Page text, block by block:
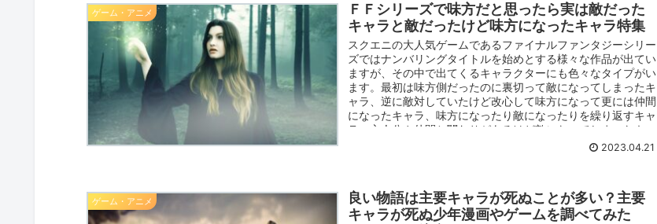
ゲーム・アニメ
ＦＦシリーズで味方だと思ったら実は敵だった
キャラと敵だったけど味方になったキャラ特集
スクエニの大人気ゲームであるファイナルファンタジーシリー
ズではナンバリングタイトルを始めとする様々な作品が出てい
ますが、その中で出てくるキャラクターにも色々なタイプがい
ます。最初は味方側だったのに裏切って敵になってしまったキ
ャラ、逆に敵対していたけど改心して味方になって更には仲間
になったキャラ、味方になったり敵になったりを繰り返すキャ
ラ、主人公や仲間と関わりがあるけど敵になってしまったキャ
2023.04.21
ゲーム・アニメ
良い物語は主要キャラが死ぬことが多い？主要
キャラが死ぬ少年漫画やゲームを調べてみた